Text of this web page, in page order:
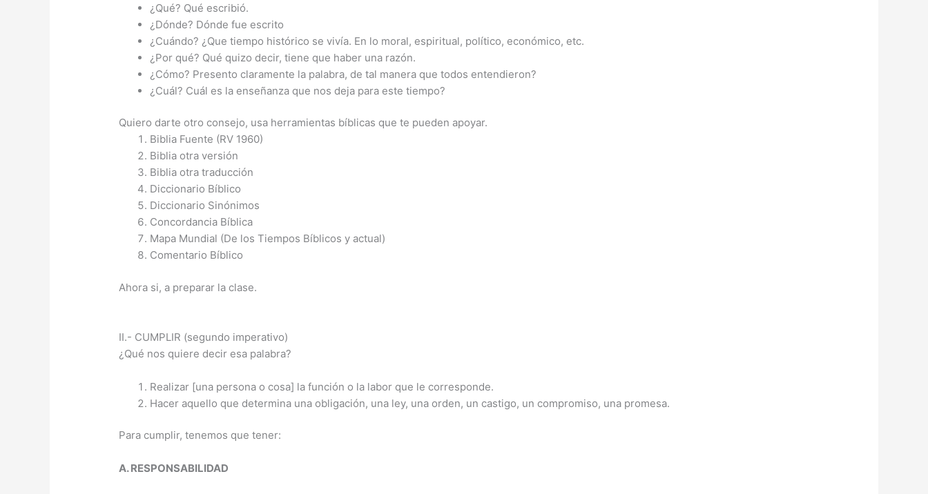
¿Qué? Qué escribió.
¿Dónde? Dónde fue escrito
¿Cuándo? ¿Que tiempo histórico se vivía. En lo moral, espiritual, político, económico, etc.
¿Por qué? Qué quizo decir, tiene que haber una razón.
¿Cómo? Presento claramente la palabra, de tal manera que todos entendieron?
¿Cuál? Cuál es la enseñanza que nos deja para este tiempo?
Quiero darte otro consejo, usa herramientas bíblicas que te pueden apoyar.
Biblia Fuente (RV 1960)
Biblia otra versión
Biblia otra traducción
Diccionario Bíblico
Diccionario Sinónimos
Concordancia Bíblica
Mapa Mundial (De los Tiempos Bíblicos y actual)
Comentario Bíblico
Ahora si, a preparar la clase.
II.- CUMPLIR (segundo imperativo)
¿Qué nos quiere decir esa palabra?
Realizar [una persona o cosa] la función o la labor que le corresponde.
Hacer aquello que determina una obligación, una ley, una orden, un castigo, un compromiso, una promesa.
Para cumplir, tenemos que tener:
A. RESPONSABILIDAD